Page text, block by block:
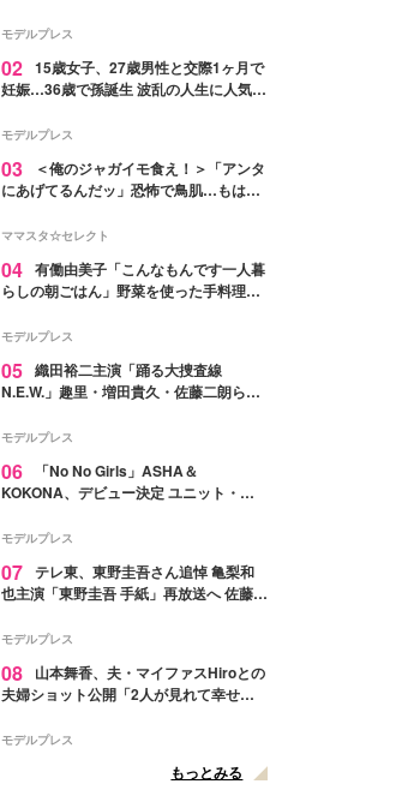
最大の敬意とエールを」
モデルプレス
02 15歳女子、27歳男性と交際1ヶ月で
妊娠…36歳で孫誕生 波乱の人生に人気タ
よ！」
モデルプレス
03
＜俺のジャガイモ食え！＞「アンタ
にあげてるんだッ」恐怖で鳥肌…もはや
ママスタ☆セレクト
04 有働由美子「こんなもんです一人暮
らしの朝ごはん」野菜を使った手料理公
そう」と反響
モデルプレス
05 織田裕二主演「踊る大捜査線
N.E.W.」趣里・増田貴久・佐藤二朗ら新
徴する“謎のキーワード”も
モデルプレス
06
「No No Girls」ASHA＆
KOKONA、デビュー決定 ユニット・
リリースへ
モデルプレス
07 テレ東、東野圭吾さん追悼 亀梨和
也主演「東野圭吾 手紙」再放送へ 佐藤隆
モデルプレス
08
山本舞香、夫・マイファスHiroとの
夫婦ショット公開「2人が見れて幸せ」
モデルプレス
もっとみる